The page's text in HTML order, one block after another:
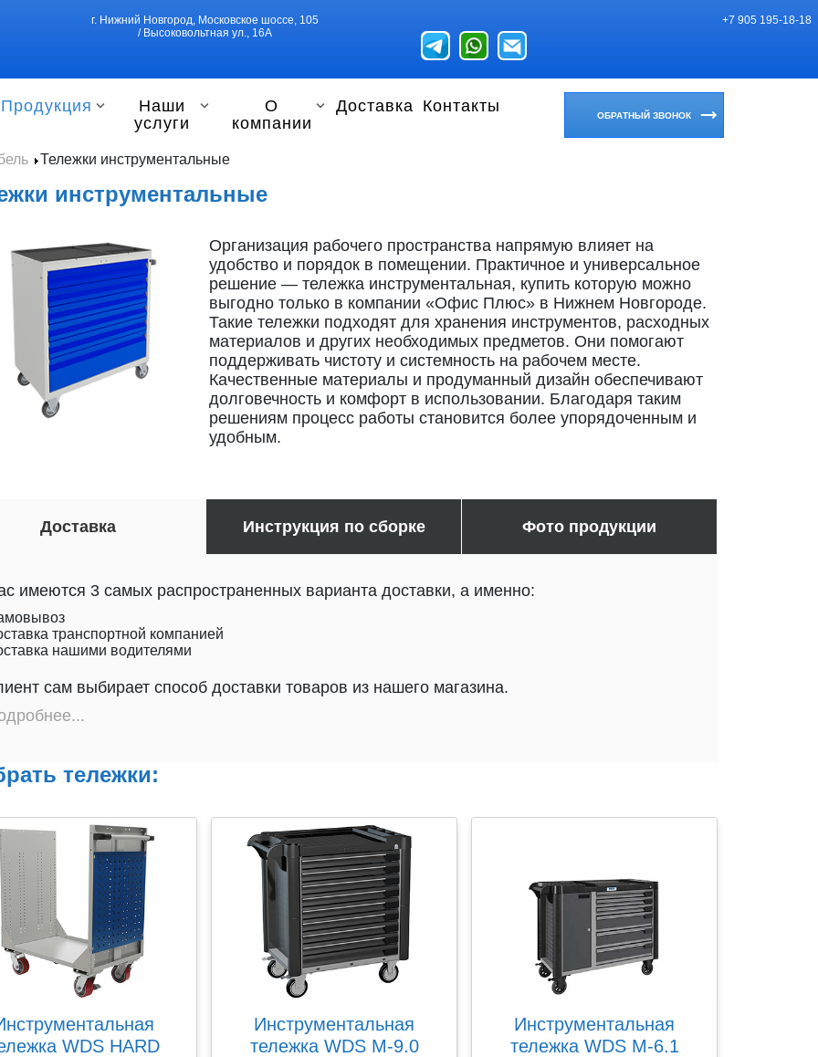
г. Нижний Новгород, Московское шоссе, 105
/ Высоковольтная ул., 16А
+7 905 195-18-18
Продукция
Наши
услуги
О
компании
Доставка Контакты ОБРАТНЫЙ ЗВОНОК
Тележки инструментальные
инструментальные
Организация рабочего пространства напрямую влияет на
удобство и порядок в помещении. Практичное и универсальное
решение — тележка инструментальная, купить которую можно
выгодно только в компании «Офис Плюс» в Нижнем Новгороде.
Такие тележки подходят для хранения инструментов, расходных
материалов и других необходимых предметов. Они помогают
поддерживать чистоту и системность на рабочем месте.
Качественные материалы и продуманный дизайн обеспечивают
долговечность и комфорт в использовании. Благодаря таким
решениям процесс работы становится более упорядоченным и
удобным.
Доставка Инструкция по сборке Фото продукции
имеются 3 самых распространенных варианта доставки, а именно:
транспортной компанией
нашими водителями
сам выбирает способ доставки товаров из нашего магазина.
тележки:
WDS HARD
Инструментальная
тележка WDS M-9.0
Инструментальная
тележка WDS M-6.1